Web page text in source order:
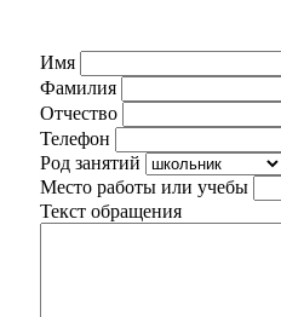
Имя
Фамилия
Отчество
Телефон
Род занятий
Место работы или учебы
Текст обращения